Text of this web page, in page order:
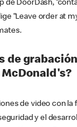
de DoorDash,
“Leave order at
de
de video con la
y el